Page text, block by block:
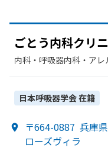
ごとう内科クリ
内科・​呼吸器内科・​ア
日本呼吸器学会在籍
〒664-0887 兵庫
ローズヴィラ